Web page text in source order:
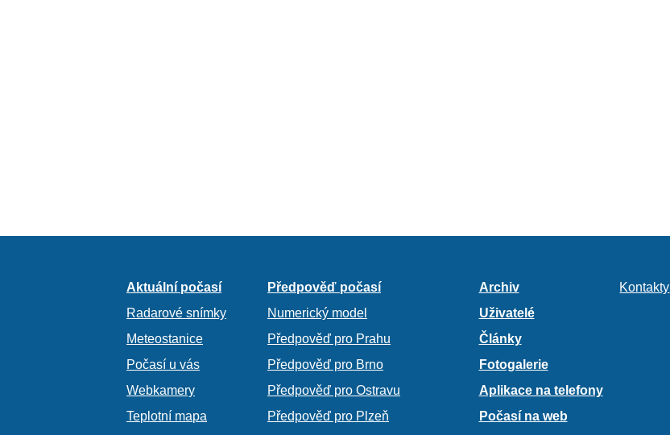
Aktuální počasí
Radarové snímky
Meteostanice
Počasí u vás
Webkamery
Teplotní mapa
Předpověď počasí
Numerický model
Předpověď pro Prahu
Předpověď pro Brno
Předpověď pro Ostravu
Předpověď pro Plzeň
Archiv
Uživatelé
Články
Fotogalerie
Aplikace na telefony
Počasí na web
Kontakty